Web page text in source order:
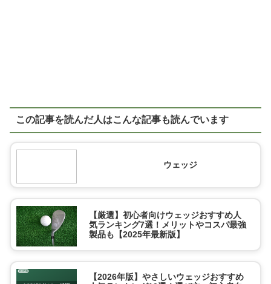
この記事を読んだ人はこんな記事も読んでいます
ウェッジ
【厳選】初心者向けウェッジおすすめ人
気ランキング7選！メリットやコスパ最強
製品も【2025年最新版】
【2026年版】やさしいウェッジおすすめ